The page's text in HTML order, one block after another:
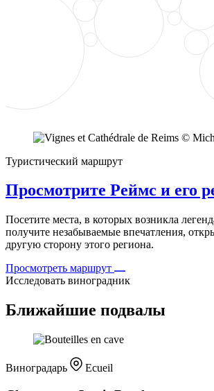
Туристический маршрут
Просмотрите Реймс и его
Посетите места, в которых возникла
получите незабываемые впечатления,
другую сторону этого региона.
Просмотреть маршрут
Исследовать виноградник
Ближайшие подвалы
Виноградарь Ecueil